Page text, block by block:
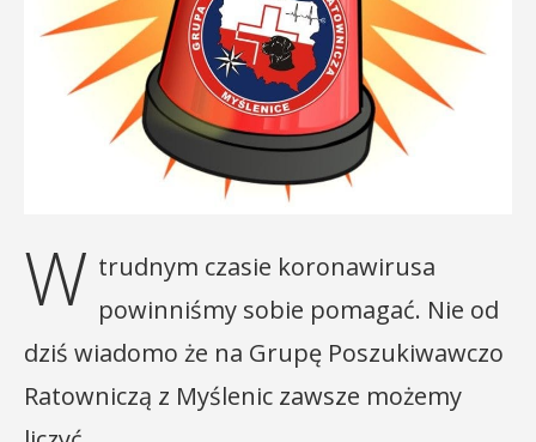
W trudnym czasie koronawirusa
powinniśmy sobie pomagać. Nie od
dziś wiadomo że na Grupę Poszukiwawczo
Ratowniczą z Myślenic zawsze możemy